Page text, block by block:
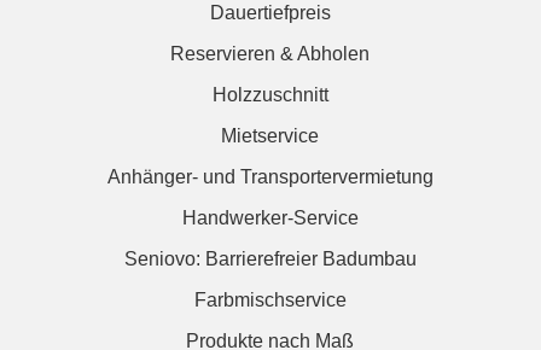
Dauertiefpreis
Reservieren & Abholen
Holzzuschnitt
Mietservice
Anhänger- und Transportervermietung
Handwerker-Service
Seniovo: Barrierefreier Badumbau
Farbmischservice
Produkte nach Maß